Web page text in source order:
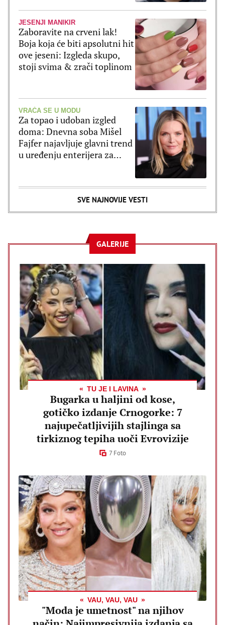
JESENJI MANIKIR
Zaboravite na crveni lak!
Boja koja će biti apsolutni hit
ove jeseni: Izgleda skupo,
stoji svima & zrači toplinom
VRAĆA SE U MODU
Za topao i udoban izgled
doma: Dnevna soba Mišel
Fajfer najavljuje glavni trend
u uređenju enterijera za
SVE NAJNOVIJE VESTI
GALERIJE
TU JE I LAVINA
Bugarka u haljini od kose,
gotičko izdanje Crnogorke: 7
najupečatljivijih stajlinga sa
tirkiznog tepiha uoči Evrovizije
7 Foto
VAU, VAU, VAU
"Moda je umetnost" na njihov